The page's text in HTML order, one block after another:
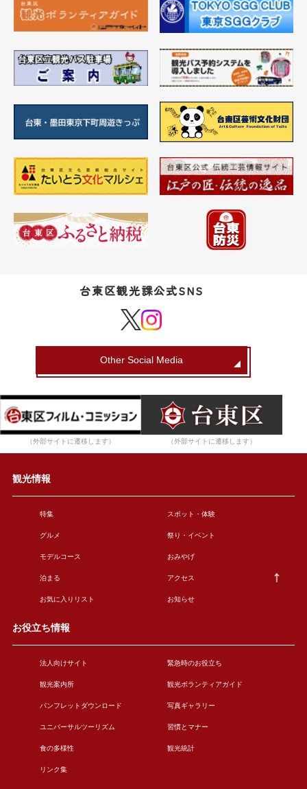
台東区観光課公式SNS
Other Social Media
（外部サイトに遷移します） （外部サイトに遷移します）
観光情報
特集 スポット・体験
グルメ 祭り・イベント
モデルコース おみやげ
泊まる アクセス
お気に入りリスト お知らせ
お役立ち情報
法人向けサイト 緊急時のお役立ち
観光案内所 観光ボランティアガイド
パンフレットダウンロード 写真ギャラリー
ユニバーサルツーリズム 習慣とマナー
食の多様性 観光統計
リンク集